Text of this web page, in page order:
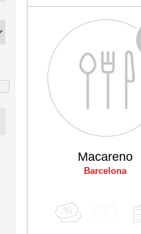
Macareno
Barcelona